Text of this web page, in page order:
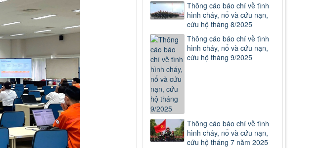
Thông cáo báo chí về tình
hình cháy, nổ và cứu nạn,
cứu hộ tháng 8/2025
Thông cáo báo chí về tình
hình cháy, nổ và cứu nạn,
cứu hộ tháng 9/2025
Thông cáo báo chí về tình
hình cháy, nổ và cứu nạn,
cứu hộ tháng 7 năm 2025